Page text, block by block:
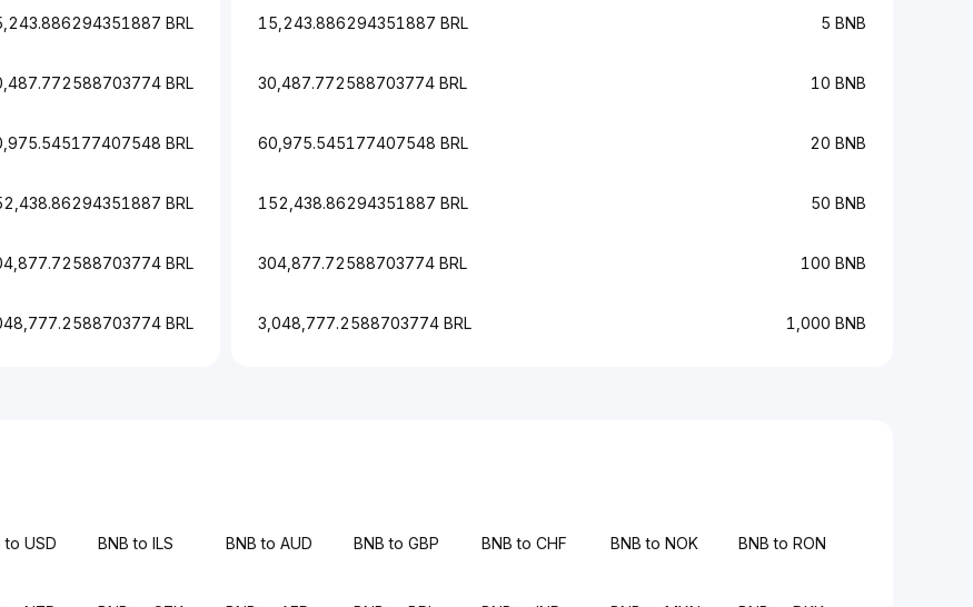
BRL
BRL
BRL
BRL
BRL
BRL
15,243.886294351887 BRL 5 BNB
30,487.772588703774 BRL 10 BNB
60,975.545177407548 BRL 20 BNB
152,438.86294351887 BRL 50 BNB
304,877.72588703774 BRL 100 BNB
3,048,777.2588703774 BRL 1,000 BNB
to USD BNB to ILS BNB to AUD BNB to GBP BNB to CHF BNB to NOK BNB to RON